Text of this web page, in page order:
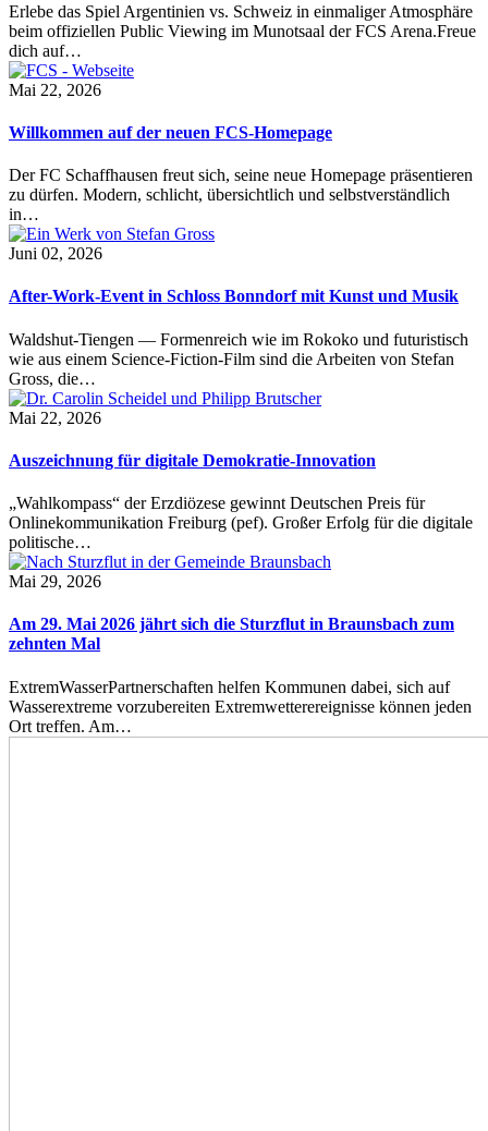
Erlebe das Spiel Argentinien vs. Schweiz in einmaliger Atmosphäre
beim offiziellen Public Viewing im Munotsaal der FCS Arena.Freue
dich auf…
Mai 22, 2026
Willkommen auf der neuen FCS-Homepage
Der FC Schaffhausen freut sich, seine neue Homepage präsentieren
zu dürfen. Modern, schlicht, übersichtlich und selbstverständlich
in…
Juni 02, 2026
After-Work-Event in Schloss Bonndorf mit Kunst und Musik
Waldshut-Tiengen — Formenreich wie im Rokoko und futuristisch
wie aus einem Science-Fiction-Film sind die Arbeiten von Stefan
Gross, die…
Mai 22, 2026
Auszeichnung für digitale Demokratie-Innovation
„Wahlkompass“ der Erzdiözese gewinnt Deutschen Preis für
Onlinekommunikation Freiburg (pef). Großer Erfolg für die digitale
politische…
Mai 29, 2026
Am 29. Mai 2026 jährt sich die Sturzflut in Braunsbach zum
zehnten Mal
ExtremWasserPartnerschaften helfen Kommunen dabei, sich auf
Wasserextreme vorzubereiten Extremwetterereignisse können jeden
Ort treffen. Am…